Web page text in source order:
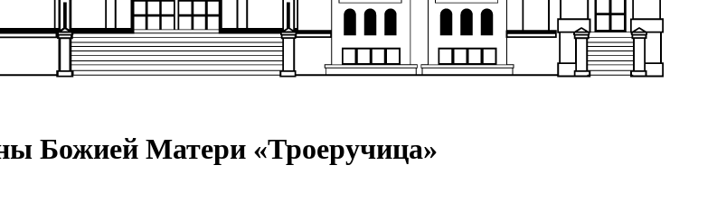
Божией Матери «Троеручица»